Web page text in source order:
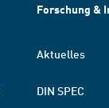
Forschung &
Aktuelles
DIN SPEC